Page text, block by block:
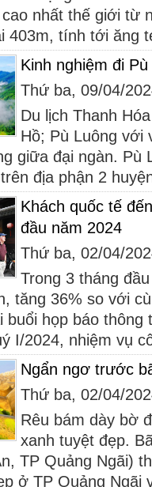
nhất thế giới từ
403m, tính tới ăng
Kinh nghiệm đi
Thứ ba, 09/04/
Du lịch Thanh
Hồ; Pù Luông với
giữa đại ngàn. Pù
địa phận 2
Khách quốc tế
đầu năm 2024
Thứ ba, 02/04/
Trong 3 tháng
tăng 36% so với
buổi họp báo
I/2024, nhiệm vụ
Ngẩn ngơ trước
Thứ ba, 02/04/
Rêu bám dày bờ
xanh tuyệt đẹp.
TP Quảng Ngãi)
ở TP Quảng